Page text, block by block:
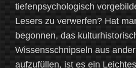
tiefenpsychologisch
Lesers zu verwerfen? Hat
begonnen, das
Wissensschnipseln aus
aufzufüllen, ist es ein